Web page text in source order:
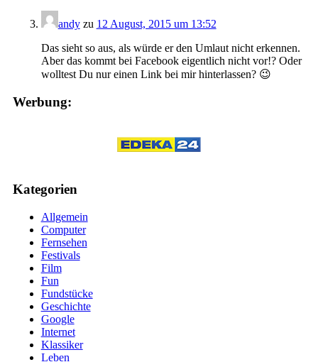
andyzu 12 August, 2015 um 13:52
Das sieht so aus, als würde er den Umlaut nicht erkennen.
Aber das kommt bei Facebook eigentlich nicht vor!? Oder
wolltest Du nur einen Link bei mir hinterlassen? 😉
Werbung:
Kategorien
Allgemein
Computer
Fernsehen
Festivals
Film
Fun
Fundstücke
Geschichte
Google
Internet
Klassiker
Leben